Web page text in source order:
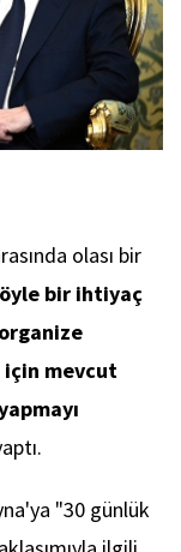
olası bir
bir ihtiyaç
mevcut
"30 günlük